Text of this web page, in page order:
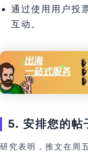
通过使用用户投
互动。
5. 安排您的帖
研究表明，推文在周